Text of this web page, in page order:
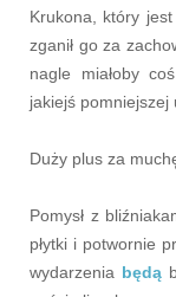
Krukona, który
zganił go za
nagle miałoby
jakiejś pomniejszej
Duży plus za
Pomysł z
płytki i potwornie
wydarzenia będą